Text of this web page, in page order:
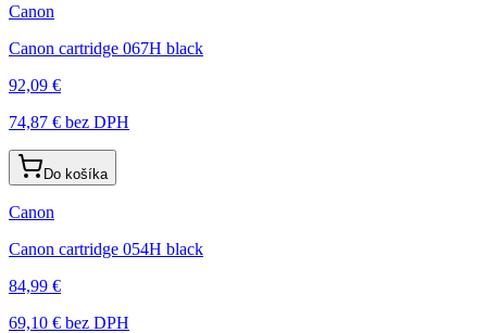
Canon
Canon cartridge 067H black
92,09 €
74,87 € bez DPH
Do košíka
Canon
Canon cartridge 054H black
84,99 €
69,10 € bez DPH